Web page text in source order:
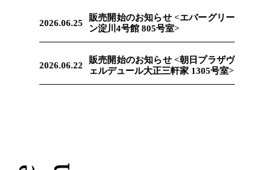
2026.06.25
販売開始のお知らせ <エバーグリー
ン淀川4号館 805号室>
2026.06.22
販売開始のお知らせ <朝日プラザヴ
ェルデュール大正三軒家 1305号室>